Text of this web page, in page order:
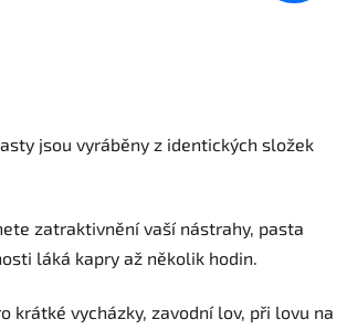
jsou vyráběny z identických složek
zatraktivnění vaší nástrahy, pasta
láká kapry až několik hodin.
krátké vycházky, zavodní lov, při lovu na